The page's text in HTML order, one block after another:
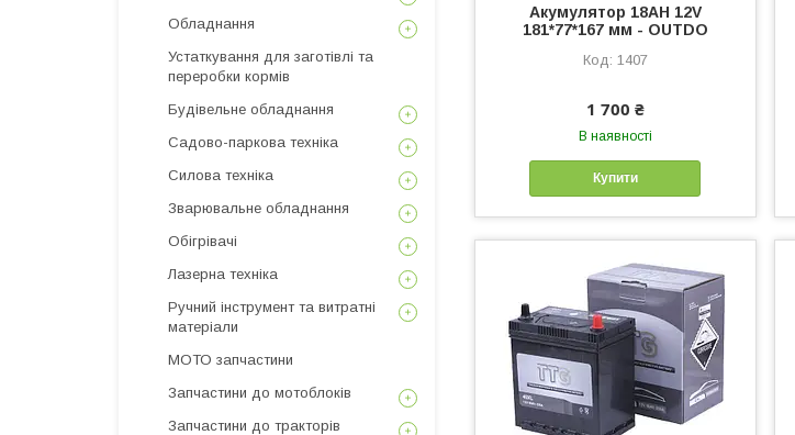
Акумулятор 18АH 12V
181*77*167 мм - OUTDO
1407
1 700 ₴
В наявності
Купити
Обладнання
Устаткування для заготівлі та
переробки кормів
Будівельне обладнання
Садово-паркова техніка
Силова техніка
Зварювальне обладнання
Обігрівачі
Лазерна техніка
Ручний інструмент та витратні
матеріали
МОТО запчастини
Запчастини до мотоблоків
Запчастини до тракторів